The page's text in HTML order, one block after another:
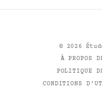
© 2026
À PROPOS
POLITIQUE
CONDITIONS